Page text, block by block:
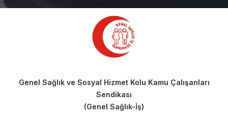
Genel Sağlık ve Sosyal Hizmet Kolu Kamu Çalışanları
Sendikası
(Genel Sağlık-İş)